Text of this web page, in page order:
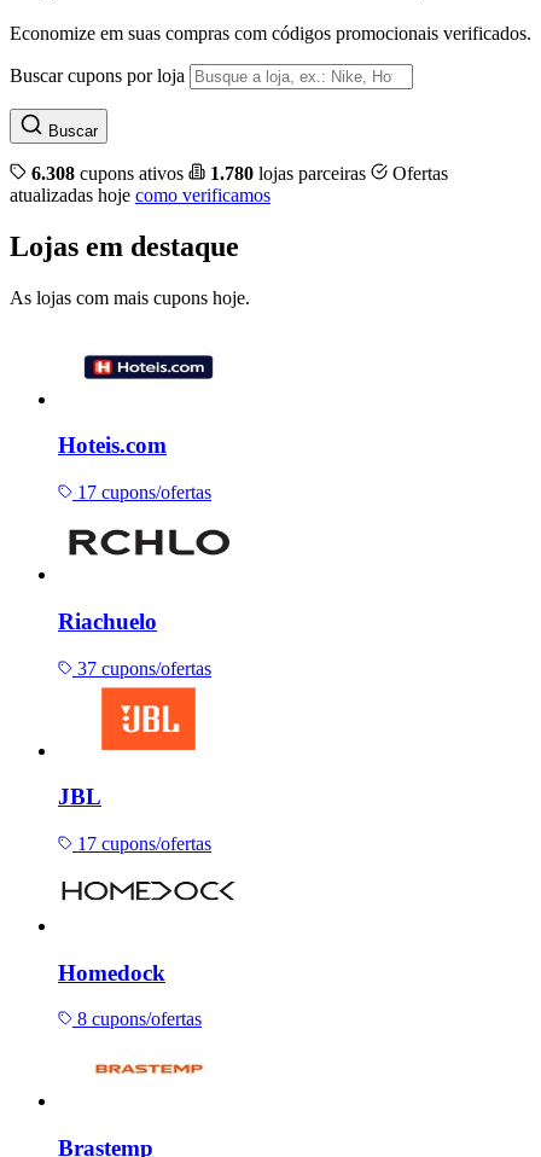
Economize em suas compras com códigos promocionais verificados.
Buscar cupons por loja
Buscar
6.308 cupons ativos 1.780 lojas parceiras
Ofertas
atualizadas hoje como verificamos
Lojas em destaque
As lojas com mais cupons hoje.
Hoteis.com
17 cupons/ofertas
Riachuelo
37 cupons/ofertas
JBL
17 cupons/ofertas
Homedock
8 cupons/ofertas
Brastemp